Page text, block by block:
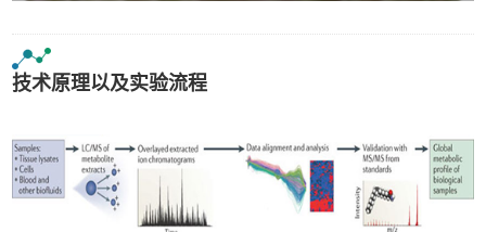
技术原理以及实验流程